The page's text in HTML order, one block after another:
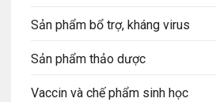
Sản phẩm bổ trợ, kháng virus
Sản phẩm thảo dược
Vaccin và chế phẩm sinh học